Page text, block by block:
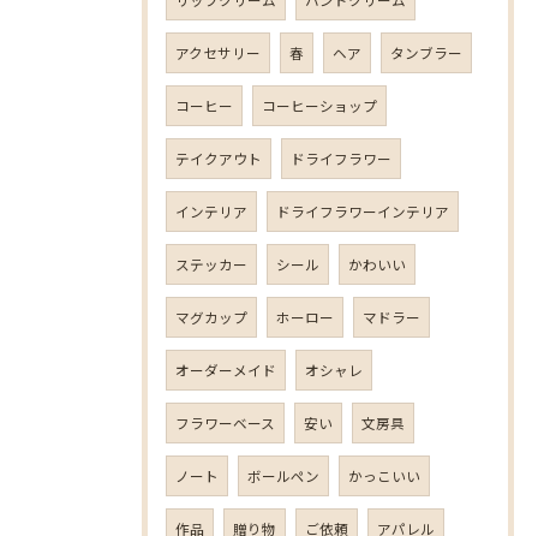
アクセサリー 春 ヘア タンブラー
コーヒー コーヒーショップ
テイクアウト ドライフラワー
インテリア ドライフラワーインテリア
ステッカー シール かわいい
マグカップ ホーロー マドラー
オーダーメイド オシャレ
フラワーベース 安い 文房具
ノート ボールペン かっこいい
作品 贈り物 ご依頼 アパレル